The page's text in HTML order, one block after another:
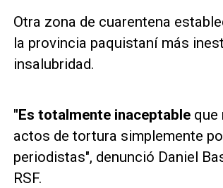
Otra zona de cuarentena
la provincia paquistaní más
insalubridad.
"Es totalmente inaceptableque
actos de tortura simplemente
periodistas", denunció Daniel
RSF.